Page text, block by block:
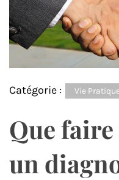
Catégorie : Vie Pratique
Que
un